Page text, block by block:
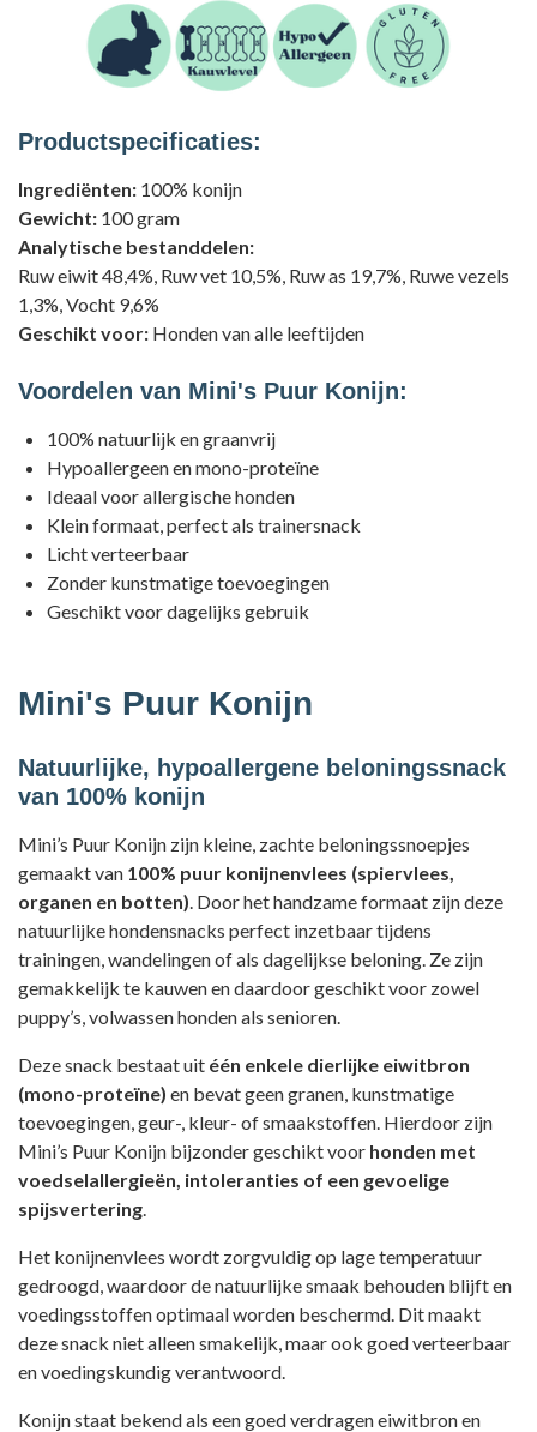
Productspecificaties:
Ingrediënten: 100% konijn
Gewicht: 100 gram
Analytische bestanddelen:
Ruw eiwit 48,4%, Ruw vet 10,5%, Ruw as 19,7%, Ruwe vezels
1,3%, Vocht 9,6%
Geschikt voor: Honden van alle leeftijden
Voordelen van Mini's Puur Konijn:
100% natuurlijk en graanvrij
Hypoallergeen en mono-proteïne
Ideaal voor allergische honden
Klein formaat, perfect als trainersnack
Licht verteerbaar
Zonder kunstmatige toevoegingen
Geschikt voor dagelijks gebruik
Mini's Puur Konijn
Natuurlijke, hypoallergene beloningssnack
van 100% konijn
Mini’s Puur Konijn zijn kleine, zachte beloningssnoepjes
gemaakt van 100% puur konijnenvlees (spiervlees,
organen en botten). Door het handzame formaat zijn deze
natuurlijke hondensnacks perfect inzetbaar tijdens
trainingen, wandelingen of als dagelijkse beloning. Ze zijn
gemakkelijk te kauwen en daardoor geschikt voor zowel
puppy’s, volwassen honden als senioren.
Deze snack bestaat uit één enkele dierlijke eiwitbron
(mono-proteïne) en bevat geen granen, kunstmatige
toevoegingen, geur-, kleur- of smaakstoffen. Hierdoor zijn
Mini’s Puur Konijn bijzonder geschikt voor honden met
voedselallergieën, intoleranties of een gevoelige
spijsvertering.
Het konijnenvlees wordt zorgvuldig op lage temperatuur
gedroogd, waardoor de natuurlijke smaak behouden blijft en
voedingsstoffen optimaal worden beschermd. Dit maakt
deze snack niet alleen smakelijk, maar ook goed verteerbaar
en voedingskundig verantwoord.
Konijn staat bekend als een goed verdragen eiwitbron en